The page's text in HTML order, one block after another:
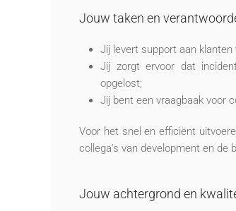
Jouw taken en
Jij levert support aan
Jij zorgt ervoor dat
opgelost;
Jij bent een vraagbaak voor
Voor het snel en efficiënt
collega’s van development en de
Jouw achtergrond en